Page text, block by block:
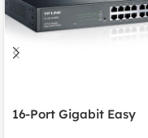
16-Port Gigabit Easy